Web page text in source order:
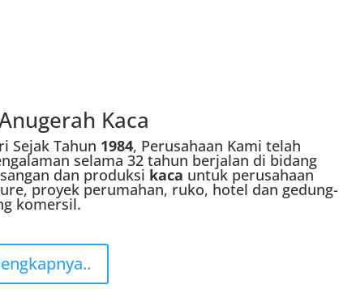
Kaca
Sejak Tahun 1984, Perusahaan Kami telah
selama 32 tahun berjalan di bidang
dan produksi kaca untuk perusahaan
proyek perumahan, ruko, hotel dan gedung-
komersil.